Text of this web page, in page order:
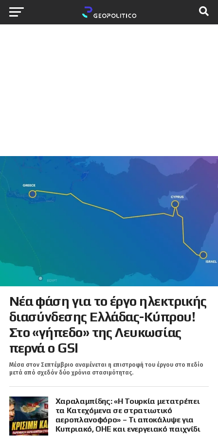
Νέα φάση για το έργο ηλεκτρικής
διασύνδεσης Ελλάδας-Κύπρου!
Στο «γήπεδο» της Λευκωσίας
περνά ο GSI
Μέσα στον Σεπτέμβριο αναμένεται η επιστροφή του έργου στο πεδίο
μετά από σχεδόν δύο χρόνια στασιμότητας.
Χαραλαμπίδης: «Η Τουρκία μετατρέπει
τα Κατεχόμενα σε στρατιωτικό
αεροπλανοφόρο» – Τι αποκάλυψε για
Κυπριακό, ΟΗΕ και ενεργειακό παιχνίδι